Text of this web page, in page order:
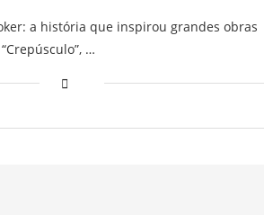
a história que inspirou grandes obras
…